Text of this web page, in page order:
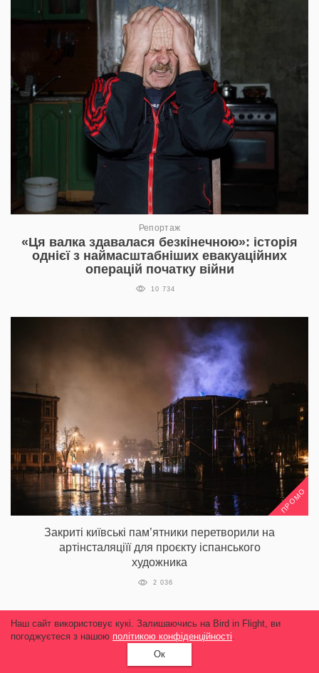
Репортаж
«Ця валка здавалася безкінечною»: історія
однієї з наймасштабніших евакуаційних
операцій початку війни
10 734
ПРОМО
Закриті київські пам’ятники перетворили на
артінсталяціїї для проєкту іспанського
художника
2 036
Наш сайт використовує кукі. Залишаючись на Bird in Flight, ви
погоджуєтеся з нашою політикою конфіденційності.
Ок